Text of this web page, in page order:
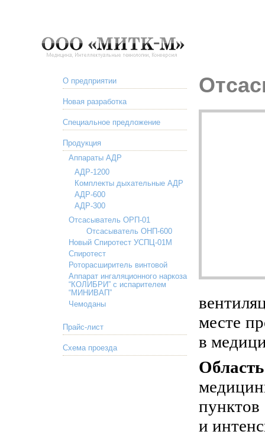
О предприятии
Новая разработка
Специальное предложение
Продукция
Аппараты АДР
АДР-1200
Комплекты дыхательные АДР
АДР-600
АДР-300
Отсасыватель ОРП-01
Отсасыватель ОНП-600
Новый Спиротест УСПЦ-01М
Спиротест
Роторасширитель винтовой
Аппарат ингаляционного наркоза
“КОЛИБРИ” с испарителем
“МИНИВАП”
Чемоданы
Прайс-лист
Схема проезда
месте
в
и